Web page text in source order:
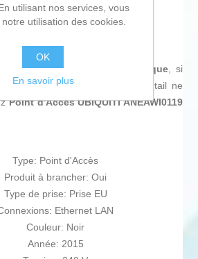
d' informatique et d'électronique, si
la technologie et qu'aucun détail ne
Point d'Accès UBIQUITI ANEAWI0119
Type: Point d'Accès
Produit à brancher: Oui
Type de prise: Prise EU
Ethernet LAN
Couleur: Noir
Année: 2015
utilisant nos services, vous
utilisation des cookies.
OK
En savoir plus